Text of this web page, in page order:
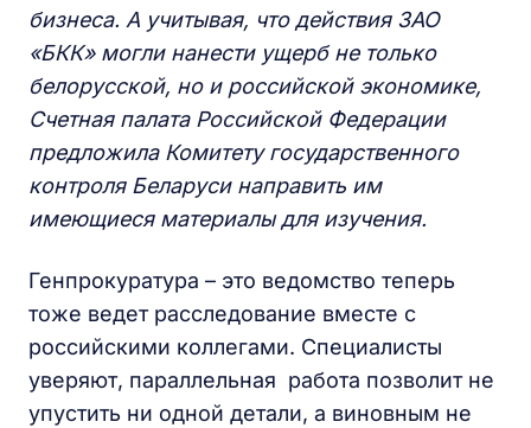
бизнеса. А учитывая, что действия ЗАО
«БКК» могли нанести ущерб не только
белорусской, но и российской экономике,
Счетная палата Российской Федерации
предложила Комитету государственного
контроля Беларуси направить им
имеющиеся материалы для изучения.
Генпрокуратура – это ведомство теперь
тоже ведет расследование вместе с
российскими коллегами. Специалисты
уверяют, параллельная работа позволит не
упустить ни одной детали, а виновным не